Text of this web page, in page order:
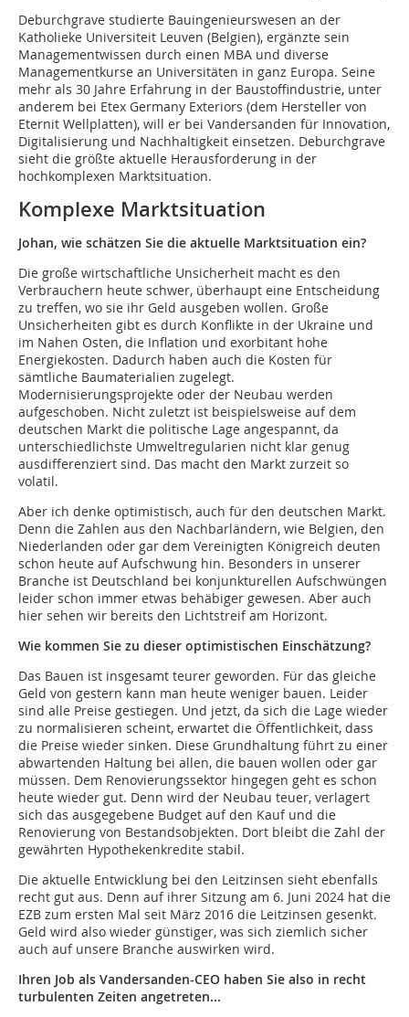
Deburchgrave studierte Bauingenieurswesen an der
Katholieke Universiteit Leuven (Belgien), ergänzte sein
Managementwissen durch einen MBA und diverse
Managementkurse an Universitäten in ganz Europa. Seine
mehr als 30 Jahre Erfahrung in der Baustoffindustrie, unter
anderem bei Etex Germany Exteriors (dem Hersteller von
Eternit Wellplatten), will er bei Vandersanden für Innovation,
Digitalisierung und Nachhaltigkeit einsetzen. Deburchgrave
sieht die größte aktuelle Herausforderung in der
hochkomplexen Marktsituation.
Komplexe Marktsituation
Johan, wie schätzen Sie die aktuelle Marktsituation ein?
Die große wirtschaftliche Unsicherheit macht es den
Verbrauchern heute schwer, überhaupt eine Entscheidung
zu treffen, wo sie ihr Geld ausgeben wollen. Große
Unsicherheiten gibt es durch Konflikte in der Ukraine und
im Nahen Osten, die Inflation und exorbitant hohe
Energiekosten. Dadurch haben auch die Kosten für
sämtliche Baumaterialien zugelegt.
Modernisierungsprojekte oder der Neubau werden
aufgeschoben. Nicht zuletzt ist beispielsweise auf dem
deutschen Markt die politische Lage angespannt, da
unterschiedlichste Umweltregularien nicht klar genug
ausdifferenziert sind. Das macht den Markt zurzeit so
volatil.
Aber ich denke optimistisch, auch für den deutschen Markt.
Denn die Zahlen aus den Nachbarländern, wie Belgien, den
Niederlanden oder gar dem Vereinigten Königreich deuten
schon heute auf Aufschwung hin. Besonders in unserer
Branche ist Deutschland bei konjunkturellen Aufschwüngen
leider schon immer etwas behäbiger gewesen. Aber auch
hier sehen wir bereits den Lichtstreif am Horizont.
Wie kommen Sie zu dieser optimistischen Einschätzung?
Das Bauen ist insgesamt teurer geworden. Für das gleiche
Geld von gestern kann man heute weniger bauen. Leider
sind alle Preise gestiegen. Und jetzt, da sich die Lage wieder
zu normalisieren scheint, erwartet die Öffentlichkeit, dass
die Preise wieder sinken. Diese Grundhaltung führt zu einer
abwartenden Haltung bei allen, die bauen wollen oder gar
müssen. Dem Renovierungssektor hingegen geht es schon
heute wieder gut. Denn wird der Neubau teuer, verlagert
sich das ausgegebene Budget auf den Kauf und die
Renovierung von Bestandsobjekten. Dort bleibt die Zahl der
gewährten Hypothekenkredite stabil.
Die aktuelle Entwicklung bei den Leitzinsen sieht ebenfalls
recht gut aus. Denn auf ihrer Sitzung am 6. Juni 2024 hat die
EZB zum ersten Mal seit März 2016 die Leitzinsen gesenkt.
Geld wird also wieder günstiger, was sich ziemlich sicher
auch auf unsere Branche auswirken wird.
Ihren Job als Vandersanden-CEO haben Sie also in recht
turbulenten Zeiten angetreten...